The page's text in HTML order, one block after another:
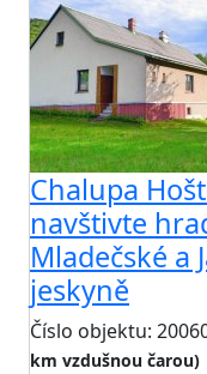
Chalupa
navštivte
Mladečské a
jeskyně
Číslo objektu:
km vzdušnou čarou)